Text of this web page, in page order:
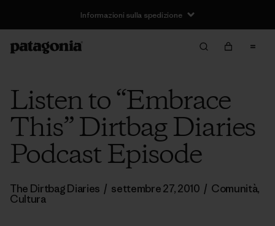
Informazioni sulla spedizione
Listen to “Embrace
This” Dirtbag Diaries
Podcast Episode
The Dirtbag Diaries / settembre 27, 2010 / Comunità,
Cultura